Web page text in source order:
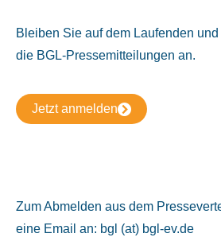
Bleiben Sie auf dem Laufenden
die BGL-Pressemitteilungen an.
Jetzt anmelden
Zum Abmelden aus dem
eine Email an: bgl (at) bgl-ev.de